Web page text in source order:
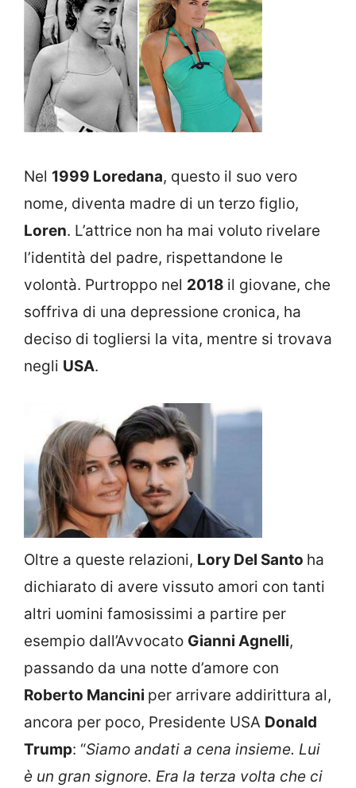
Nel 1999 Loredana, questo il suo vero
nome, diventa madre di un terzo figlio,
Loren. L’attrice non ha mai voluto rivelare
l’identità del padre, rispettandone le
volontà. Purtroppo nel 2018 il giovane, che
soffriva di una depressione cronica, ha
deciso di togliersi la vita, mentre si trovava
negli USA.
Oltre a queste relazioni, Lory Del Santo ha
dichiarato di avere vissuto amori con tanti
altri uomini famosissimi a partire per
esempio dall’Avvocato Gianni Agnelli,
passando da una notte d’amore con
Roberto Mancini per arrivare addirittura al,
ancora per poco, Presidente USA Donald
Trump: “Siamo andati a cena insieme. Lui
è un gran signore. Era la terza volta che ci